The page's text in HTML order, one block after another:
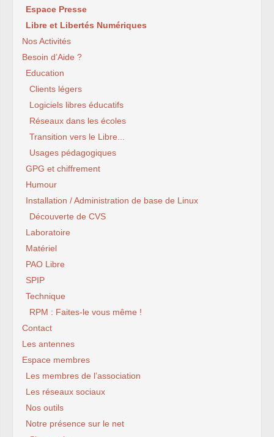
Espace Presse
Libre et Libertés Numériques
Nos Activités
Besoin d’Aide ?
Education
Clients légers
Logiciels libres éducatifs
Réseaux dans les écoles
Transition vers le Libre...
Usages pédagogiques
GPG et chiffrement
Humour
Installation / Administration de base de Linux
Découverte de CVS
Laboratoire
Matériel
PAO Libre
SPIP
Technique
RPM : Faites-le vous même !
Contact
Les antennes
Espace membres
Les membres de l’association
Les réseaux sociaux
Nos outils
Notre présence sur le net